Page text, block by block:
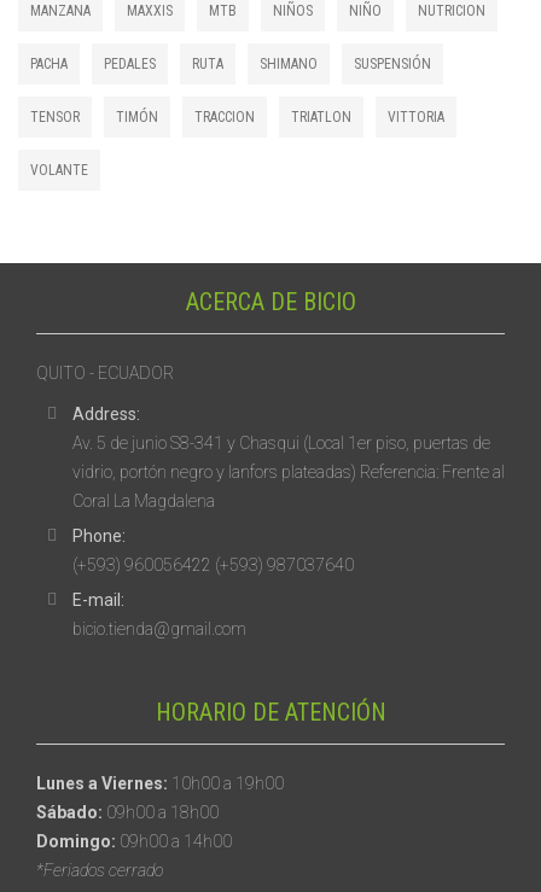
MANZANA MAXXIS MTB NIÑOS NIÑO NUTRICION
PACHA PEDALES RUTA SHIMANO SUSPENSIÓN
TENSOR TIMÓN TRACCION TRIATLON VITTORIA
VOLANTE
ACERCA DE BICIO
QUITO - ECUADOR
Address:
Av. 5 de junio S8-341 y Chasqui (Local 1er piso, puertas de
vidrio, portón negro y lanfors plateadas) Referencia: Frente al
Coral La Magdalena
Phone:
(+593) 960056422 (+593) 987037640
E-mail:
bicio.tienda@gmail.com
HORARIO DE ATENCIÓN
Lunes a Viernes: 10h00 a 19h00
Sábado: 09h00 a 18h00
Domingo: 09h00 a 14h00
*Feriados cerrado